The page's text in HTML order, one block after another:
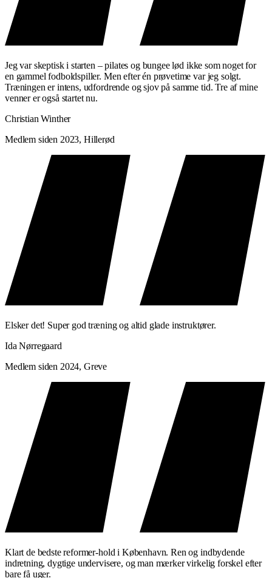
Jeg var skeptisk i starten – pilates og bungee lød ikke som noget for
en gammel fodboldspiller. Men efter én prøvetime var jeg solgt.
Træningen er intens, udfordrende og sjov på samme tid. Tre af mine
venner er også startet nu.
Christian Winther
Medlem siden 2023, Hillerød
Elsker det! Super god træning og altid glade instruktører.
Ida Nørregaard
Medlem siden 2024, Greve
Klart de bedste reformer-hold i København. Ren og indbydende
indretning, dygtige undervisere, og man mærker virkelig forskel efter
bare få uger.